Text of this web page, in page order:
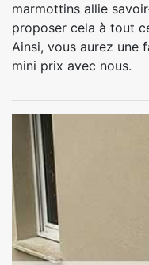
marmottins allie
proposer cela à tout
Ainsi, vous aurez une
mini prix avec nous.